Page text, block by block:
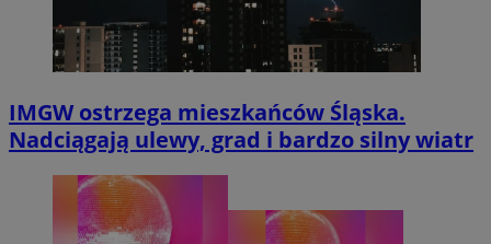
IMGW ostrzega mieszkańców Śląska.
Nadciągają ulewy, grad i bardzo silny wiatr